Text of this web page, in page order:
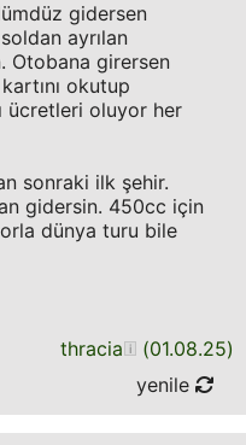
gidersen
ayrılan
Otobana girersen
okutup
ücretleri oluyor her
sonraki ilk şehir.
gidersin. 450cc için
dünya turu bile
thracia (01.08.25)
yenile